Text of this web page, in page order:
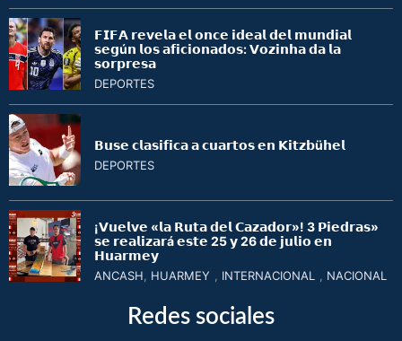
𝗙𝗜𝗙𝗔 𝗿𝗲𝘃𝗲𝗹𝗮 𝗲𝗹 𝗼𝗻𝗰𝗲 𝗶𝗱𝗲𝗮𝗹 𝗱𝗲𝗹 𝗺𝘂𝗻𝗱𝗶𝗮𝗹
𝘀𝗲𝗴ú𝗻 𝗹𝗼𝘀 𝗮𝗳𝗶𝗰𝗶𝗼𝗻𝗮𝗱𝗼𝘀: 𝗩𝗼𝘇𝗶𝗻𝗵𝗮 𝗱𝗮 𝗹𝗮
𝘀𝗼𝗿𝗽𝗿𝗲𝘀𝗮
DEPORTES
𝗕𝘂𝘀𝗲 𝗰𝗹𝗮𝘀𝗶𝗳𝗶𝗰𝗮 𝗮 𝗰𝘂𝗮𝗿𝘁𝗼𝘀 𝗲𝗻 𝗞𝗶𝘁𝘇𝗯ü𝗵𝗲𝗹
DEPORTES
¡𝗩𝘂𝗲𝗹𝘃𝗲 «𝗹𝗮 𝗥𝘂𝘁𝗮 𝗱𝗲𝗹 𝗖𝗮𝘇𝗮𝗱𝗼𝗿»! 3 𝗣𝗶𝗲𝗱𝗿𝗮𝘀»
𝘀𝗲 𝗿𝗲𝗮𝗹𝗶𝘇𝗮𝗿á 𝗲𝘀𝘁𝗲 25 𝘆 26 𝗱𝗲 𝗷𝘂𝗹𝗶𝗼 𝗲𝗻
𝗛𝘂𝗮𝗿𝗺𝗲𝘆
ANCASH HUARMEY INTERNACIONAL NACIONAL
Redes sociales